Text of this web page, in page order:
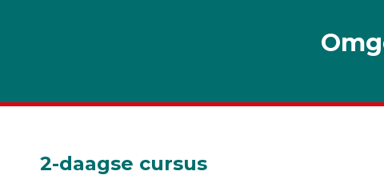
2-daagse cursus